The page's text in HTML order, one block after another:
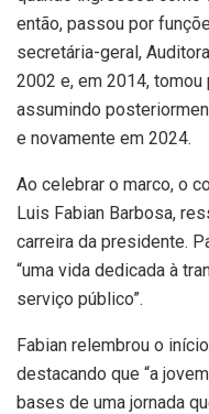
então, passou por
secretária-geral,
2002 e, em 2014,
assumindo
e novamente em 2024.
Ao celebrar o marco, o
Luis Fabian Barbosa,
carreira da presidente.
“uma vida dedicada à
serviço público”.
Fabian relembrou o
destacando que “a
bases de uma jornada